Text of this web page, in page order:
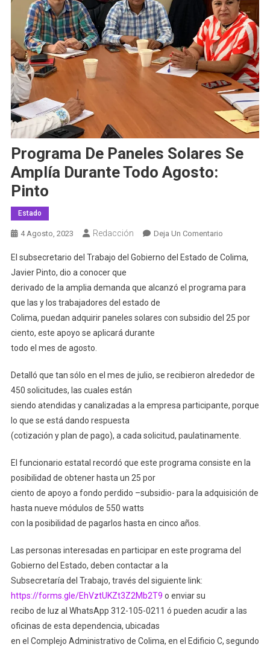
Programa De Paneles Solares Se
Amplía Durante Todo Agosto:
Pinto
Estado
4 Agosto, 2023 Redacción Deja Un ComentarioEn
De
Solares
Amplía
Pinto
El subsecretario del Trabajo del Gobierno del Estado de Colima,
Javier Pinto, dio a conocer que
derivado de la amplia demanda que alcanzó el programa para
que las y los trabajadores del estado de
Colima, puedan adquirir paneles solares con subsidio del 25 por
ciento, este apoyo se aplicará durante
todo el mes de agosto.
Detalló que tan sólo en el mes de julio, se recibieron alrededor de
450 solicitudes, las cuales están
siendo atendidas y canalizadas a la empresa participante, porque
lo que se está dando respuesta
(cotización y plan de pago), a cada solicitud, paulatinamente.
El funcionario estatal recordó que este programa consiste en la
posibilidad de obtener hasta un 25 por
ciento de apoyo a fondo perdido –subsidio- para la adquisición de
hasta nueve módulos de 550 watts
con la posibilidad de pagarlos hasta en cinco años.
Las personas interesadas en participar en este programa del
Gobierno del Estado, deben contactar a la
Subsecretaría del Trabajo, través del siguiente link:
https://forms.gle/EhVztUKZt3Z2Mb2T9 o enviar su
recibo de luz al WhatsApp 312-105-0211 ó pueden acudir a las
oficinas de esta dependencia, ubicadas
en el Complejo Administrativo de Colima, en el Edificio C, segundo